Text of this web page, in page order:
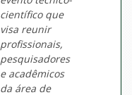
científico que
visa reunir
profissionais,
pesquisadores
e acadêmicos
da área de